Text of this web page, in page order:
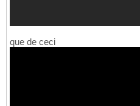
que de ceci